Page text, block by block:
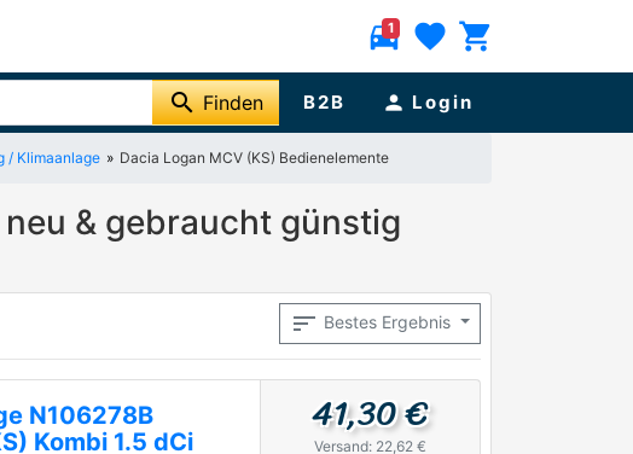
directions_car
1 favorite shopping_cart
search Finden B2B person Login
/ Klimaanlage Dacia Logan MCV (KS) Bedienelemente
& gebraucht günstig
sort Bestes Ergebnis
N106278B
Kombi 1.5 dCi
41,30 €
Versand: 22,62 €